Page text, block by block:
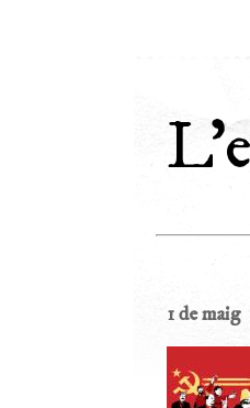
1 de maig